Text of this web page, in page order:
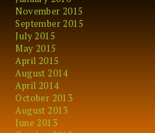
November 2015
September 2015
July 2015
May 2015
April 2015
August 2014
April 2014
October 2013
August 2013
June 2013